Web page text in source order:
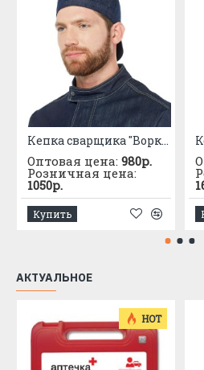
ГОСТ 12.4.280-2014 , ГОСТ
Кепка сварщика "Воркшоп"
Оптовая цена: 980р.
Розничная цена:
1050р.
Купить
АКТУАЛЬНОЕ
HOT